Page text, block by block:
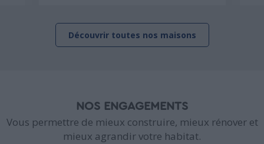
Découvrir toutes nos maisons
NOS ENGAGEMENTS
Vous permettre de mieux construire, mieux rénover et
mieux agrandir votre habitat.